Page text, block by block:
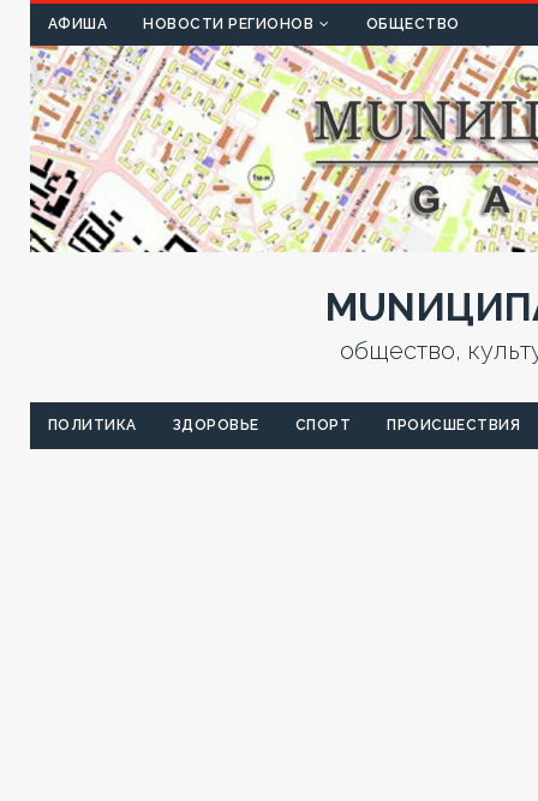
АФИША НОВОСТИ РЕГИОНОВ ОБЩЕСТВО
общество,
ПОЛИТИКА ЗДОРОВЬЕ СПОРТ ПРОИСШЕСТВИЯ